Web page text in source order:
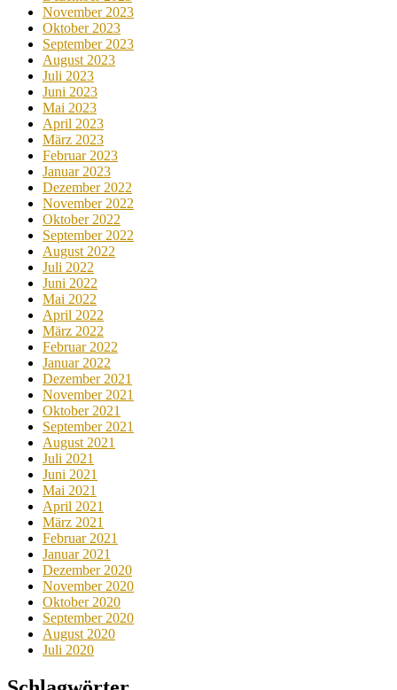
November 2023
Oktober 2023
September 2023
August 2023
Juli 2023
Juni 2023
Mai 2023
April 2023
März 2023
Februar 2023
Januar 2023
Dezember 2022
November 2022
Oktober 2022
September 2022
August 2022
Juli 2022
Juni 2022
Mai 2022
April 2022
März 2022
Februar 2022
Januar 2022
Dezember 2021
November 2021
Oktober 2021
September 2021
August 2021
Juli 2021
Juni 2021
Mai 2021
April 2021
März 2021
Februar 2021
Januar 2021
Dezember 2020
November 2020
Oktober 2020
September 2020
August 2020
Juli 2020